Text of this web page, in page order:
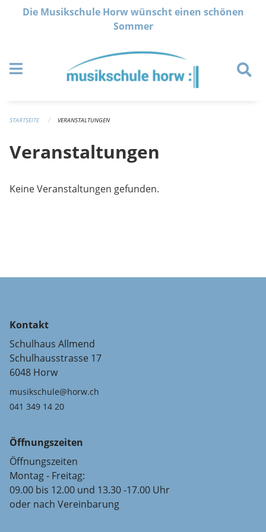
Navigation überspringen
Die Musikschule Horw wünscht einen schönen
Sommer
STARTSEITE VERANSTALTUNGEN
Veranstaltungen
Keine Veranstaltungen gefunden.
Kontakt
Schulhaus Allmend
Schulhausstrasse 17
6048 Horw
musikschule@horw.ch
041 349 14 20
Öffnungszeiten
Öffnungszeiten
Montag - Freitag:
09.00 bis 12.00 und 13.30 -17.00 Uhr
oder nach Vereinbarung